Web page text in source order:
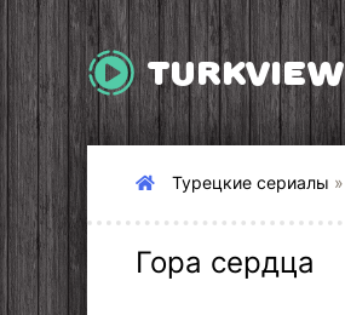
TURKVIEW
Турецкие сериалы »
Гора сердца